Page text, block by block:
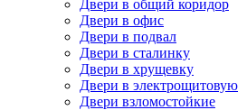
Двери в общий коридор
Двери в офис
Двери в подвал
Двери в сталинку
Двери в хрущевку
Двери в электрощитовую
Двери взломостойкие